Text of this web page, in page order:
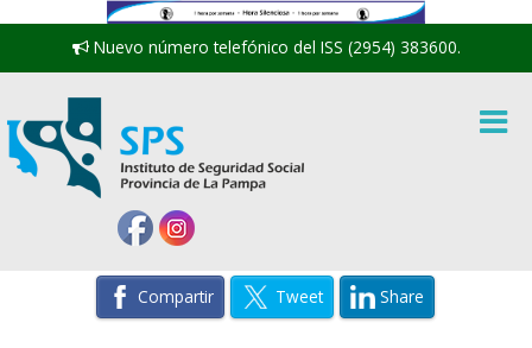
Nuevo número telefónico del ISS (2954) 383600.
Compartir Tweet Share